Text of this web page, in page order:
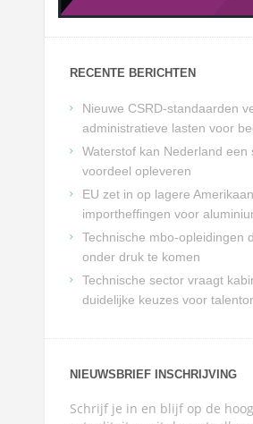
RECENTE BERICHTEN
Nieuwe CSRD-standaarden
administratieve lasten voor
Waterstof kan Nederland een
voordeel opleveren
EU zet in op lagere
importheffingen voor
Technische mbo-opleidingen
onder druk te komen
Technische sector vraagt
duidelijke keuzes voor
NIEUWSBRIEF INSCHRIJVING
Schrijf je in en blijf op de